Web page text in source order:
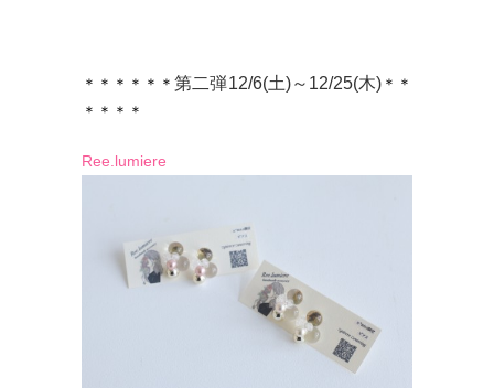
＊＊＊＊＊＊第二弾12/6(土)～12/25(木)＊＊
＊＊＊＊
Ree.lumiere